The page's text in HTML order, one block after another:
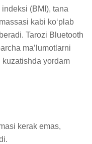
(BMI), tana
kabi ko‘plab
Tarozi Bluetooth
ma’lumotlarni
yordam
kerak emas,